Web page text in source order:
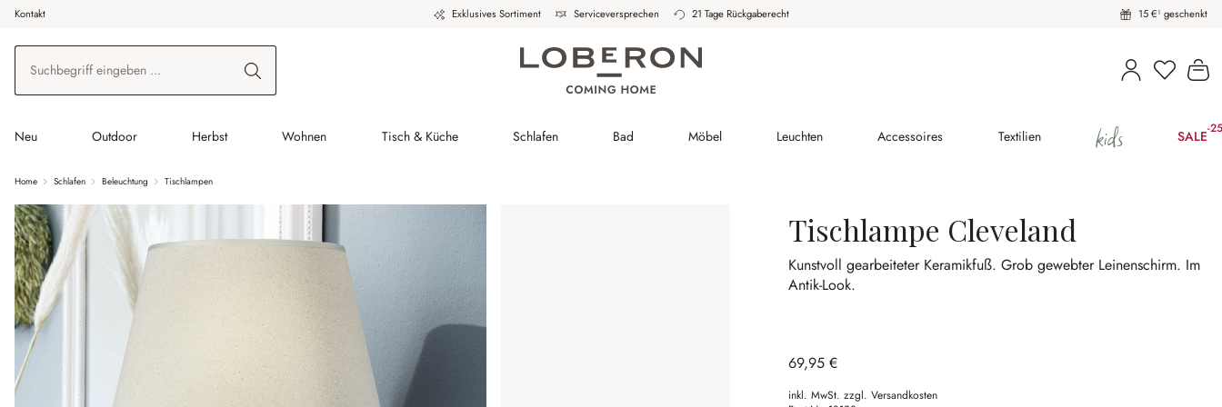
Hauptinhalt springen
Zur Suche springen
Zur Hauptnavigation springen
Kontakt Exklusives Sortiment Serviceversprechen 21 Tage Rückgaberecht 15 €¹ geschenkt
Neu Outdoor Herbst Wohnen Tisch & Küche Schlafen Bad Möbel Leuchten Accessoires Textilien kids SALE-
Home Schlafen Beleuchtung Tischlampen
Tischlampe Cleveland
Kunstvoll gearbeiteter Keramikfuß.Grob gewebter Leinenschirm. Im
Antik-Look.
69,95 €
inkl. MwSt. zzgl. Versandkosten